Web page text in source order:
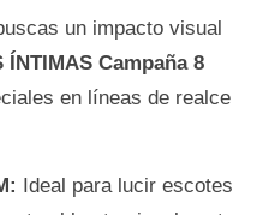
un impacto visual
ÍNTIMAS Campaña 8
en líneas de realce
Ideal para lucir escotes